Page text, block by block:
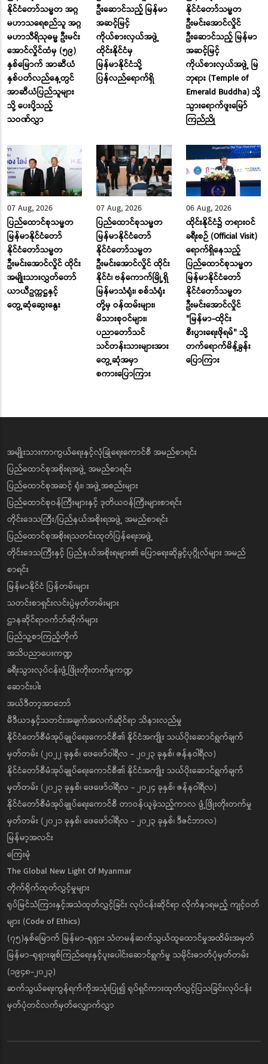
နိုင်ငံတော်သမ္မတ အဂ္ဂ
မဟာသရေစည်သူ အဂ္ဂ
မဟာသီရိသုဓမ္မ ဦးမင်း
အောင်လှိုင်ထံမှ (၅၉)
နှစ်မြောက် အာဆီယံ
နှစ်ပတ်လည်နေ့တွင်
အာဆီယံပြည်သူများ
သို့ ပေးပို့သည့်
သဝဏ်လွှာ
ဦးဆောင်သည့် မြန်မာ
အဆင့်မြင့်
ကိုယ်စားလှယ်အဖွဲ့
ထိုင်းနိုင်ငံမှ
မြန်မာနိုင်ငံသို့
ပြန်လည်ရောက်ရှိ
နိုင်ငံတော်သမ္မတ
ဦးမင်းအောင်လှိုင်
ဦးဆောင်သည့် မြန်မာ
အဆင့်မြင့်
ကိုယ်စားလှယ်အဖွဲ့ မြ
ဘုရား (Temple of
Emerald Buddha) သို့
သွားရောက်ဖူးမြော်
ကြည်ညို
07 Aug, 2026
ပြည်ထောင်စုသမ္မတ
မြန်မာနိုင်ငံတော်
နိုင်ငံတော်သမ္မတ
ဦးမင်းအောင်လှိုင် ထိုင်း
အမျိုးသားလွှတ်တော်
ယာယီဥက္ကဋ္ဌနှင့်
တွေ့ဆုံဆွေးနွေး
07 Aug, 2026
ပြည်ထောင်စုသမ္မတ
မြန်မာနိုင်ငံတော်
နိုင်ငံတော်သမ္မတ
ဦးမင်းအောင်လှိုင် ထိုင်း
နိုင်ငံ၊ ဗန်ကောက်မြို့ရှိ
မြန်မာသံရုံး၊ စစ်သံရုံး
တို့မှ ဝန်ထမ်းများ၊
မိသားစုဝင်များ၊
ပညာတော်သင်
သင်တန်းသားများအား
တွေ့ဆုံအမှာ
စကားပြောကြား
06 Aug, 2026
ထိုင်းနိုင်ငံ၌ တရားဝင်
ခရီးစဉ် (Official Visit)
ရောက်ရှိနေသည့်
ပြည်ထောင်စုသမ္မတ
မြန်မာနိုင်ငံတော်
နိုင်ငံတော်သမ္မတ
ဦးမင်းအောင်လှိုင်
"မြန်မာ-ထိုင်း
စီးပွားရေးဖိုရမ်" သို့
တက်ရောက်မိန့်ခွန်း
ပြောကြား
အမျိုးသားကာကွယ်ရေးနှင့်လုံခြုံရေးကောင်စီ အမည်စာရင်း
ပြည်ထောင်စုအစိုးရအဖွဲ့ အမည်စာရင်း
ပြည်ထောင်စုအဆင့် ရုံး၊ အဖွဲ့အစည်းများ
ပြည်ထောင်စုဝန်ကြီးများနှင့် ဒုတိယဝန်ကြီးများစာရင်း
တိုင်းဒေသကြီး/ပြည်နယ်အစိုးရအဖွဲ့ အမည်စာရင်း
ပြည်ထောင်စုအစိုးရသတင်းထုတ်ပြန်ရေးအဖွဲ့
တိုင်းဒေသကြီးနှင့် ပြည်နယ်အစိုးရများ၏ ပြောရေးဆိုခွင့်ပုဂ္ဂိုလ်များ အမည်
စာရင်း
မြန်မာနိုင်ငံ ပြန်တမ်းများ
သတင်းစာရှင်းလင်းပွဲမှတ်တမ်းများ
ဌာနဆိုင်ရာဝက်ဘ်ဆိုက်များ
ပြည်သူ့စာကြည့်တိုက်
အသိပညာပေးကဏ္ဍ
ခရီးသွားလုပ်ငန်းဖွံ့ဖြိုးတိုးတက်မှုကဏ္ဍ
ဆောင်းပါး
အယ်ဒီတာ့အာဘော်
မီဒီယာနှင့်သတင်းအချက်အလက်ဆိုင်ရာ သိနားလည်မှု
နိုင်ငံတော်စီမံအုပ်ချုပ်ရေးကောင်စီ၏ နိုင်ငံအကျိုး သယ်ပိုးဆောင်ရွက်ချက်
မှတ်တမ်း (၂၀၂၂ ခုနှစ်၊ ဖေဖော်ဝါရီလ - ၂၀၂၃ ခုနှစ်၊ ဇန်နဝါရီလ)
နိုင်ငံတော်စီမံအုပ်ချုပ်ရေးကောင်စီ၏ နိုင်ငံအကျိုး သယ်ပိုးဆောင်ရွက်ချက်
မှတ်တမ်း (၂၀၂၃ ခုနှစ်၊ ဖေဖော်ဝါရီလ - ၂၀၂၄ ခုနှစ်၊ ဇန်နဝါရီလ)
နိုင်ငံတော်စီမံအုပ်ချုပ်ရေးကောင်စီ တာဝန်ယူခဲ့သည့်ကာလ ဖွံ့ဖြိုးတိုးတက်မှု
မှတ်တမ်း (၂၀၂၁ ခုနှစ်၊ ဖေဖော်ဝါရီလ - ၂၀၂၃ ခုနှစ်၊ ဒီဇင်ဘာလ)
မြန်မာ့အလင်း
ကြေးမုံ
The Global New Light Of Myanmar
တိုက်ရိုက်ထုတ်လွှင့်မှုများ
ရုပ်မြင်သံကြားနှင့်အသံထုတ်လွှင့်ခြင်း လုပ်ငန်းဆိုင်ရာ လိုက်နာရမည့် ကျင့်ဝတ်
များ (Code of Ethics)
(၇၅)နှစ်မြောက် မြန်မာ-ရုရှား သံတမန်ဆက်သွယ်ထူထောင်မှုအထိမ်းအမှတ်
မြန်မာ-ရုရှားချစ်ကြည်ရေးနှင့်ပူးပေါင်းဆောင်ရွက်မှု သမိုင်းဓာတ်ပုံမှတ်တမ်း
(၁၉၄၈-၂၀၂၃)
ဆက်သွယ်ရေးကွန်ရက်ကိုအသုံးပြု၍ ရုပ်ရှင်ကားထုတ်လွှင့်ပြသခြင်းလုပ်ငန်း
မှတ်ပုံတင်လက်မှတ်လျှောက်လွှာ